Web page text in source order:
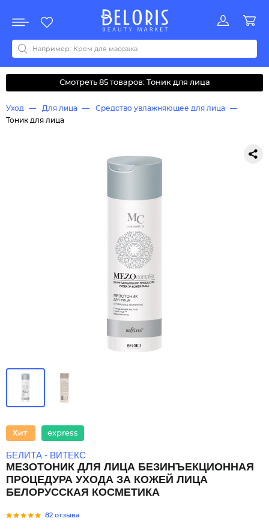
Акции
Все бренды
0-9ABCDEFGHIJKLMNOPQRSTUVWYZАБВДЗИМОКЛНПРСТУФ
Смотреть 85 товаров: Тоник для лица
Уход Для лица
Средство увлажняющее для лица
Тоник для лица
express
БЕЛИТА - ВИТЕКС
МЕЗОТОНИК ДЛЯ ЛИЦА БЕЗИНЪЕКЦИОННАЯ
ПРОЦЕДУРА УХОДА ЗА КОЖЕЙ ЛИЦА
БЕЛОРУССКАЯ КОСМЕТИКА
82 отзыва